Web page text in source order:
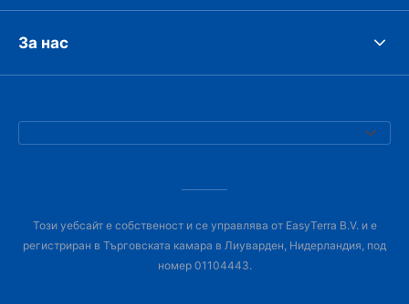
За нас
Този уебсайт е собственост и се управлява от EasyTerra B.V. и е
регистриран в Търговската камара в Лиуварден, Нидерландия, под
номер 01104443.